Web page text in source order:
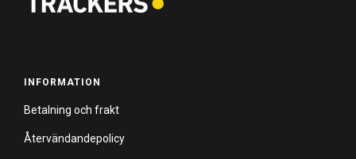
INFORMATION
Betalning och frakt
Återvändandepolicy